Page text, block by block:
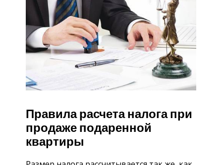
Правила расчета налога при
продаже подаренной
квартиры